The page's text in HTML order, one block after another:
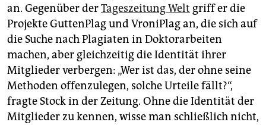
an. Gegenüber derTageszeitung Welt griff er die
Projekte GuttenPlag und VroniPlag an, die sich auf
die Suche nach Plagiaten in Doktorarbeiten
machen, aber gleichzeitig die Identität ihrer
Mitglieder verbergen: „Wer ist das, der ohne seine
Methoden offenzulegen, solche Urteile fällt?“,
fragte Stock in der Zeitung. Ohne die Identität der
Mitglieder zu kennen, wisse man schließlich nicht,